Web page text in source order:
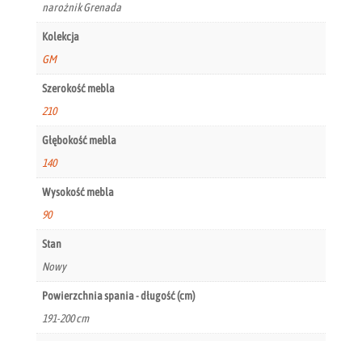
narożnik Grenada
Kolekcja
GM
Szerokość mebla
210
Głębokość mebla
140
Wysokość mebla
90
Stan
Nowy
Powierzchnia spania - długość (cm)
191-200 cm